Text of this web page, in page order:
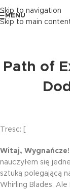
Skip to navigation
Skip to main
MENU
Path of
Tresc: [
Witaj, Wygnańcze!
nauczyłem się
sztuką polegającą
Whirling Blades.